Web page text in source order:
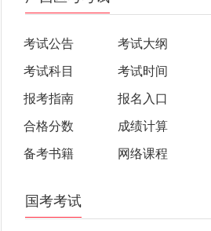
考试公告 考试大纲
考试科目 考试时间
报考指南 报名入口
合格分数 成绩计算
备考书籍 网络课程
国考考试